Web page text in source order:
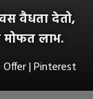
वैधता देतो,
मोफत लाभ.
Offer | Pinterest